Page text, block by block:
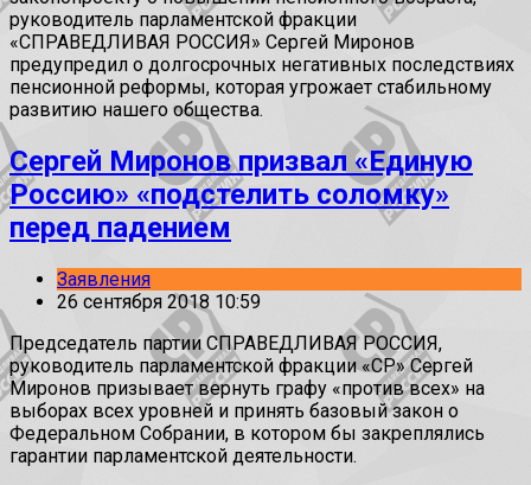
руководитель парламентской фракции
«СПРАВЕДЛИВАЯ РОССИЯ» Сергей Миронов
предупредил о долгосрочных негативных последствиях
пенсионной реформы, которая угрожает стабильному
развитию нашего общества.
Сергей Миронов призвал «Единую
Россию» «подстелить соломку»
перед падением
Заявления
26 сентября 2018 10:59
Председатель партии СПРАВЕДЛИВАЯ РОССИЯ,
руководитель парламентской фракции «СР» Сергей
Миронов призывает вернуть графу «против всех» на
выборах всех уровней и принять базовый закон о
Федеральном Собрании, в котором бы закреплялись
гарантии парламентской деятельности.